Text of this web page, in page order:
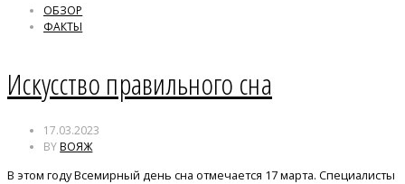
ОБЗОР
ФАКТЫ
Искусство правильного сна
17.03.2023
BYВОЯЖ
В этом году Всемирный день сна отмечается 17 марта. Специалисты